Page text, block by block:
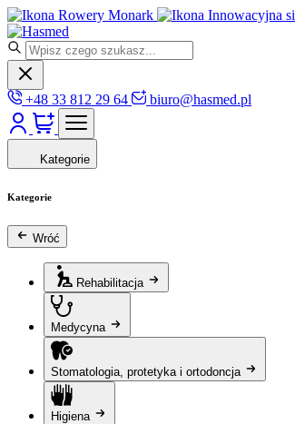
Rowery Monark Innowacyjna
+48 33 812 29 64 biuro@hasmed.pl
Kategorie
Kategorie
Wróć
Rehabilitacja
Medycyna
Stomatologia, protetyka i ortodoncja
Higiena